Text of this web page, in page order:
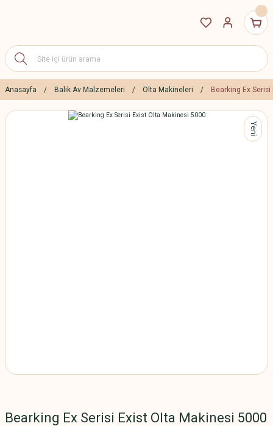
Anasayfa Balık Av Malzemeleri Olta Makineleri Bearking Ex
Yeni
Bearking Ex Serisi Exist Olta Makinesi 5000